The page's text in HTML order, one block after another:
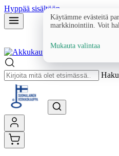
Hyppää sisältöön
Haku
Käytämme evästeitä
markkinointiin. Voit
Mukauta valintaa